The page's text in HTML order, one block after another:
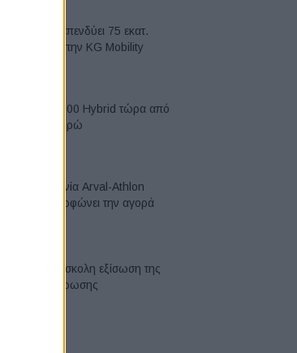
Η Chery επενδύει 75 εκατ.
δολάρια στην KG Mobility
Το FIAT 500 Hybrid τώρα από
18.990 ευρώ
Η συμφωνία Arval-Athlon
αναδιαμορφώνει την αγορά
VW: Η δύσκολη εξίσωση της
αναδιάρθρωσης